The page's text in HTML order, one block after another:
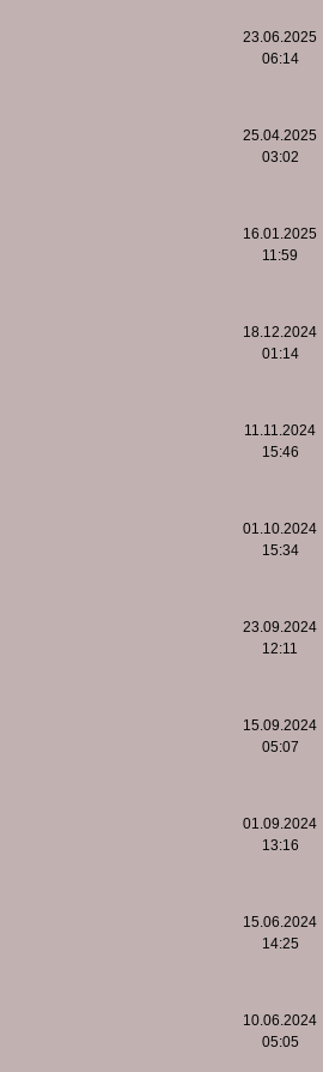
23.06.2025
06:14
25.04.2025
03:02
16.01.2025
11:59
18.12.2024
01:14
11.11.2024
15:46
01.10.2024
15:34
23.09.2024
12:11
15.09.2024
05:07
01.09.2024
13:16
15.06.2024
14:25
10.06.2024
05:05